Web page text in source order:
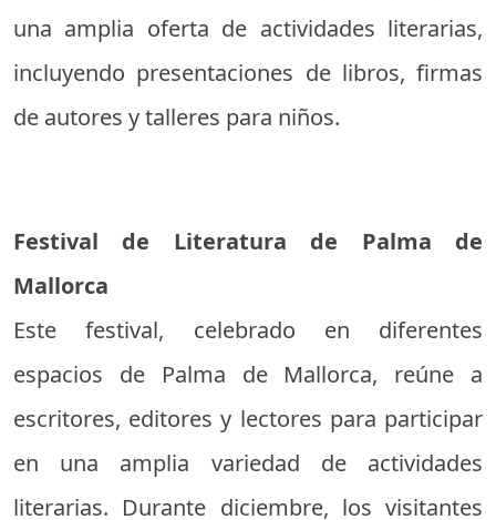
una amplia oferta de actividades literarias,
incluyendo presentaciones de libros, firmas
de autores y talleres para niños.
Festival de Literatura de Palma de
Mallorca
Este festival, celebrado en diferentes
espacios de Palma de Mallorca, reúne a
escritores, editores y lectores para participar
en una amplia variedad de actividades
literarias. Durante diciembre, los visitantes